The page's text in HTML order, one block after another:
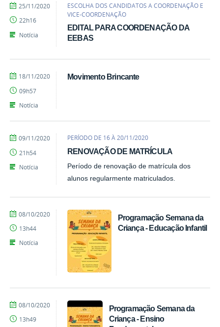
ESCOLHA DOS CANDIDATOS A COORDENAÇÃO E
VICE-COORDENAÇÃO
EDITAL PARA COORDENAÇÃO DA
EEBAS
por
publicado
25/11/2020
22h16
Notícia
Movimento Brincante
por
publicado
18/11/2020
09h57
Notícia
PERÍODO DE 16 À 20/11/2020
RENOVAÇÃO DE MATRÍCULA
Período de renovação de matrícula dos
alunos regularmente matriculados.
por
publicado
09/11/2020
21h54
Notícia
Programação Semana da
Criança - Educação Infantil
por
publicado
08/10/2020
13h44
Notícia
Programação Semana da
Criança - Ensino
por
publicado
08/10/2020
13h49